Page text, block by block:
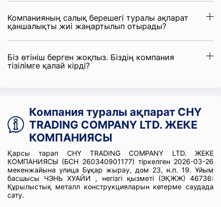
Компанияның салық берешегі туралы ақпарат
қаншалықты жиі жаңартылып отырады?
Біз өтініш берген жоқпыз. Біздің компания
тізілімге қалай кірді?
Компания туралы ақпарат CHY
TRADING COMPANY LTD. ЖЕКЕ
КОМПАНИЯСЫ
Қарсы тарап CHY TRADING COMPANY LTD. ЖЕКЕ
КОМПАНИЯСЫ (БСН 260340901177) тіркелген 2026-03-26
мекенжайына улица Бұқар жырау, дом 23, н.п. 19. Ұйым
басшысы ЧЭНЬ ХУАЙИ , негізгі қызметі (ЭҚЖЖ) 46736:
Құрылыстық металл конструкцияларын көтерме саудада
сату.